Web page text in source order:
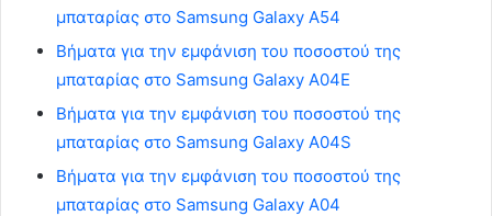
μπαταρίας στο Samsung Galaxy A54
Βήματα για την εμφάνιση του ποσοστού της
μπαταρίας στο Samsung Galaxy A04E
Βήματα για την εμφάνιση του ποσοστού της
μπαταρίας στο Samsung Galaxy A04S
Βήματα για την εμφάνιση του ποσοστού της
μπαταρίας στο Samsung Galaxy A04